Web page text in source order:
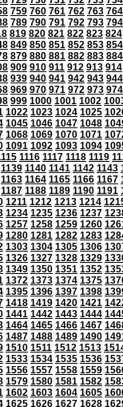
759 760 761 762 763 764
789 790 791 792 793 794
819 820 821 822 823 824
849 850 851 852 853 854
879 880 881 882 883 884
909 910 911 912 913 914
939 940 941 942 943 944
969 970 971 972 973 974
999 1000 1001 1002
1022 1023 1024 1025
1045 1046 1047 1048
1068 1069 1070 1071
1091 1092 1093 1094
1116 1117 1118 1119
1139 1140 1141 1142 1143
1163 1164 1165 1166 1167
1187 1188 1189 1190 1191
1211 1212 1213 1214
1234 1235 1236 1237
1257 1258 1259 1260
1280 1281 1282 1283
1303 1304 1305 1306
1326 1327 1328 1329
1349 1350 1351 1352
1372 1373 1374 1375
1395 1396 1397 1398
1418 1419 1420 1421
1441 1442 1443 1444
1464 1465 1466 1467
1487 1488 1489 1490
1510 1511 1512 1513
1533 1534 1535 1536
1556 1557 1558 1559
1579 1580 1581 1582
1602 1603 1604 1605
1625 1626 1627 1628